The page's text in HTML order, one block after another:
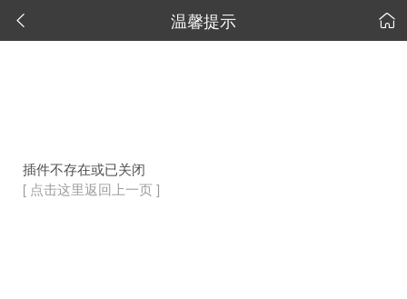
 温馨提示 
插件不存在或已关闭
[ 点击这里返回上一页 ]